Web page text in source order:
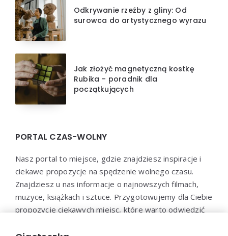
Odkrywanie rzeźby z gliny: Od
surowca do artystycznego wyrazu
Jak złożyć magnetyczną kostkę
Rubika – poradnik dla
początkujących
PORTAL CZAS-WOLNY
Nasz portal to miejsce, gdzie znajdziesz inspiracje i
ciekawe propozycje na spędzenie wolnego czasu.
Znajdziesz u nas informacje o najnowszych filmach,
muzyce, książkach i sztuce. Przygotowujemy dla Ciebie
propozycje ciekawych miejsc, które warto odwiedzić